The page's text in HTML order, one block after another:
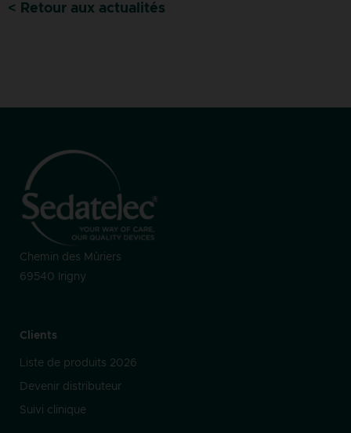
< Retour aux actualités
Chemin des Mûriers
69540 Irigny
Clients
Liste de produits 2026
Devenir distributeur
Suivi clinique